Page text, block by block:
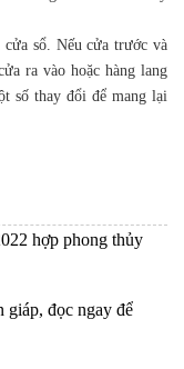
sổ. Nếu cửa trước và
ra vào hoặc hàng lang
số thay đổi để mang lại
hợp phong thủy
giáp, đọc ngay để